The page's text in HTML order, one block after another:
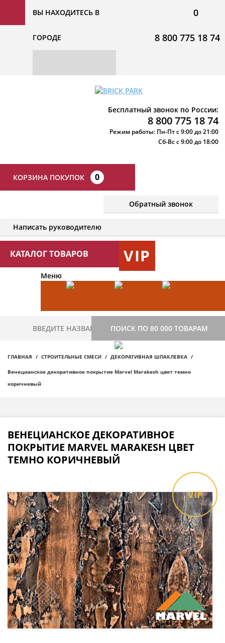
ВЫ НАХОДИТЕСЬ В
ГОРОДЕ
0
8 800 775 18 74
Бесплатный звонок по России:
8 800 775 18 74
Режим работы: Пн-Пт с 9:00 до 21:00
Сб-Вс с 9:00 до 18:00
КОРЗИНА ПОКУПОК 0
Обратный звонок
Написать руководителю
КАТАЛОГ ТОВАРОВ VIP
Меню
ПОИСК ПО 80 000 ТОВАРАМ
ГЛАВНАЯ СТРОИТЕЛЬНЫЕ СМЕСИ ДЕКОРАТИВНАЯ ШПАКЛЕВКА
Венецианское декоративное покрытие Marvel Marakesh цвет темно
коричневый
ВЕНЕЦИАНСКОЕ ДЕКОРАТИВНОЕ
ПОКРЫТИЕ MARVEL MARAKESH ЦВЕТ
ТЕМНО КОРИЧНЕВЫЙ
VIP